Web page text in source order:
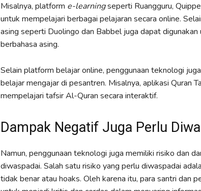
Misalnya, platform e-learningseperti Ruangguru,
untuk mempelajari berbagai pelajaran secara online.
asing seperti Duolingo dan Babbel juga dapat
berbahasa asing.
Selain platform belajar online, penggunaan teknologi
belajar mengajar di pesantren. Misalnya, aplikasi Quran
mempelajari tafsir Al-Quran secara interaktif.
Dampak Negatif Juga Perlu
Namun, penggunaan teknologi juga memiliki risiko dan
diwaspadai. Salah satu risiko yang perlu diwaspadai
tidak benar atau hoaks. Oleh karena itu, para santri dan